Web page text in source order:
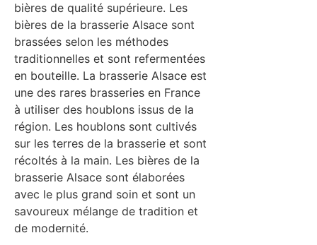
bières de qualité supérieure. Les
bières de la brasserie Alsace sont
brassées selon les méthodes
traditionnelles et sont refermentées
en bouteille. La brasserie Alsace est
une des rares brasseries en France
à utiliser des houblons issus de la
région. Les houblons sont cultivés
sur les terres de la brasserie et sont
récoltés à la main. Les bières de la
brasserie Alsace sont élaborées
avec le plus grand soin et sont un
savoureux mélange de tradition et
de modernité.